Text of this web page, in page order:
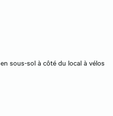
sous-sol à côté du local à vélos